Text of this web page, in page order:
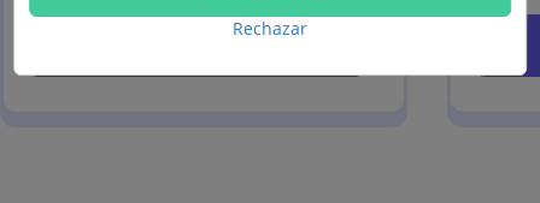
Rechazar